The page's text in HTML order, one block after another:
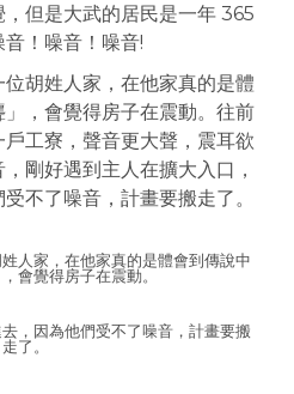
但是大武的居民是一年 365
！噪音！噪音!
胡姓人家，在他家真的是體
，會覺得房子在震動。往前
工寮，聲音更大聲，震耳欲
剛好遇到主人在擴大入口，
不了噪音，計畫要搬走了。
人家，在他家真的是體會到傳說中
會覺得房子在震動。
，因為他們受不了噪音，計畫要搬
走了。